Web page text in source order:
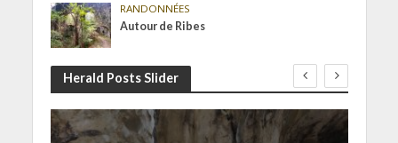
RANDONNÉES
Autour de Ribes
Herald Posts Slider